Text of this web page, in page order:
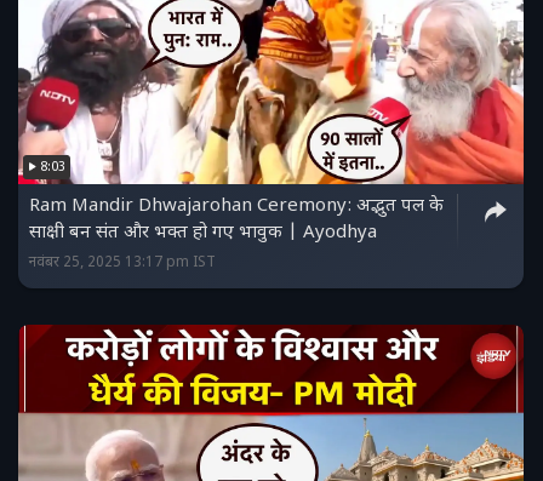
8:03
Ram Mandir Dhwajarohan Ceremony: अद्भुत पल के
साक्षी बन संत और भक्त हो गए भावुक | Ayodhya
नवंबर 25, 2025 13:17 pm IST